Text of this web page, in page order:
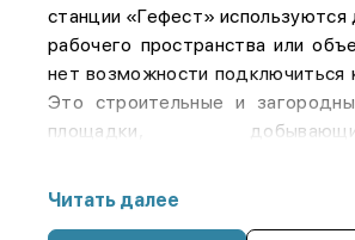
станции «Гефест»
рабочего пространства или
нет возможности подключиться
Это строительные и
площадки,
преимуществам наших
«Гефест» отнесем:
Читать далее